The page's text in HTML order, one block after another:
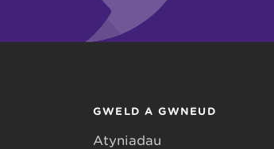
GWELD A GWNEUD
Atyniadau